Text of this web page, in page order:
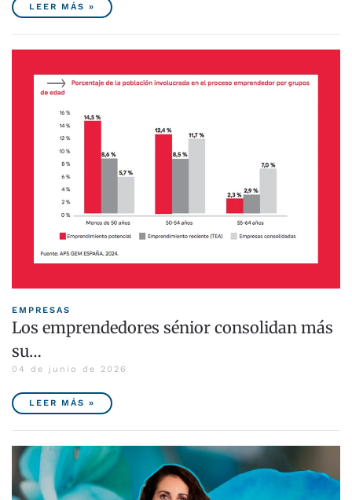
LEER MÁS »
EMPRESAS
Los emprendedores sénior consolidan más
su…
04 de junio de 2026
LEER MÁS »